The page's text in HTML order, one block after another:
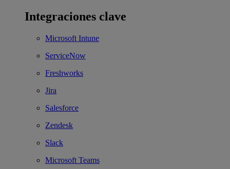
Integraciones clave
Microsoft Intune
ServiceNow
Freshworks
Jira
Salesforce
Zendesk
Slack
Microsoft Teams